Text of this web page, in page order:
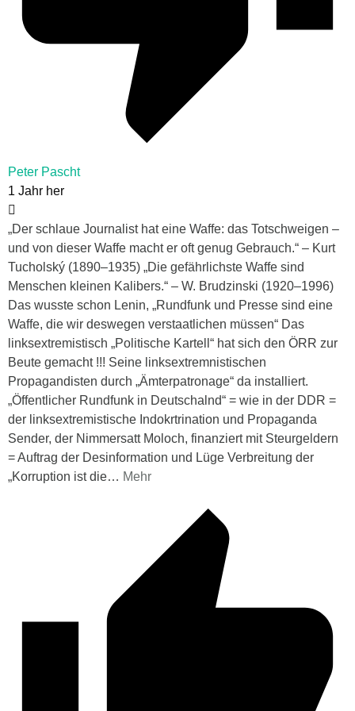
Peter Pascht
1 Jahr her
„Der schlaue Journalist hat eine Waffe: das Totschweigen –
und von dieser Waffe macht er oft genug Gebrauch.“ – Kurt
Tucholský (1890–1935) „Die gefährlichste Waffe sind
Menschen kleinen Kalibers.“ – W. Brudzinski (1920–1996)
Das wusste schon Lenin, „Rundfunk und Presse sind eine
Waffe, die wir deswegen verstaatlichen müssen“ Das
linksextremistisch „Politische Kartell“ hat sich den ÖRR zur
Beute gemacht !!! Seine linksextremnistischen
Propagandisten durch „Ämterpatronage“ da installiert.
„Öffentlicher Rundfunk in Deutschalnd“ = wie in der DDR =
der linksextremistische Indokrtrination und Propaganda
Sender, der Nimmersatt Moloch, finanziert mit Steurgeldern
= Auftrag der Desinformation und Lüge Verbreitung der
„Korruption ist die… Mehr